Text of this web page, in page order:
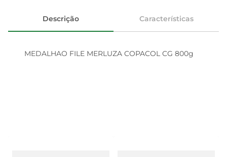
Descrição Características
MEDALHAO FILE MERLUZA COPACOL CG 800g